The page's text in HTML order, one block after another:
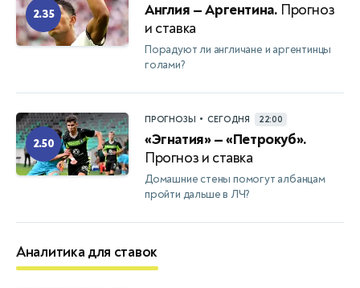
2.35 Англия — Аргентина. Прогноз
и ставка
Порадуют ли англичане и аргентинцы
голами?
2.50
ПРОГНОЗЫ • СЕГОДНЯ 22:00
«Эгнатия» — «Петрокуб».
Прогноз и ставка
Домашние стены помогут албанцам
пройти дальше в ЛЧ?
Аналитика для ставок